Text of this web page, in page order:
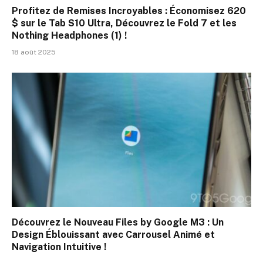
Profitez de Remises Incroyables : Économisez 620
$ sur le Tab S10 Ultra, Découvrez le Fold 7 et les
Nothing Headphones (1) !
18 août 2025
Découvrez le Nouveau Files by Google M3 : Un
Design Éblouissant avec Carrousel Animé et
Navigation Intuitive !